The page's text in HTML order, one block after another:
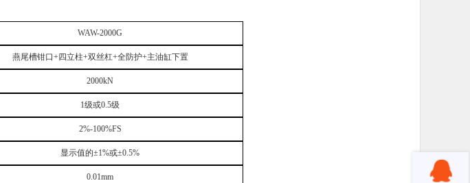
WAW-2000G
燕尾槽钳口+四立柱+双丝杠+全防护+主油缸下置
2000kN
1级或0.5级
2%-100%FS
显示值的±1%或±0.5%
0.01mm